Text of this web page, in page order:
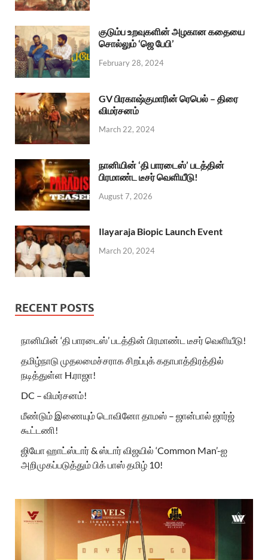
குடும்ப உறவுகளின் அழகான கதையை
சொல்லும் ‘ஜெ பேபி’
February 28, 2024
GV பிரகாஷ்குமாரின் ரெபெல் – திரை
விமர்சனம்
March 22, 2024
நானியின் ‘தி பாரடைஸ்’ படத்தின்
பிரமாண்ட டீசர் வெளியீடு!
August 7, 2026
Ilayaraja Biopic Launch Event
March 20, 2024
RECENT POSTS
நானியின் ‘தி பாரடைஸ்’ படத்தின் பிரமாண்ட டீசர் வெளியீடு!
தமிழ்நாடு முதலமைச்சராக சிறப்புக் கதாபாத்திரத்தில்
நடித்துள்ள H.ராஜா!
DC – விமர்சனம்!
மீண்டும் இணையும் டொவினோ தாமஸ் – ஜான்பால் ஜார்ஜ்
கூட்டணி!
ஜியோ ஹாட்ஸ்டார் & ஸ்டார் விஜயில் ‘Common Man’-ஐ
அறிமுகப்படுத்தும் பிக் பாஸ் தமிழ் 10!